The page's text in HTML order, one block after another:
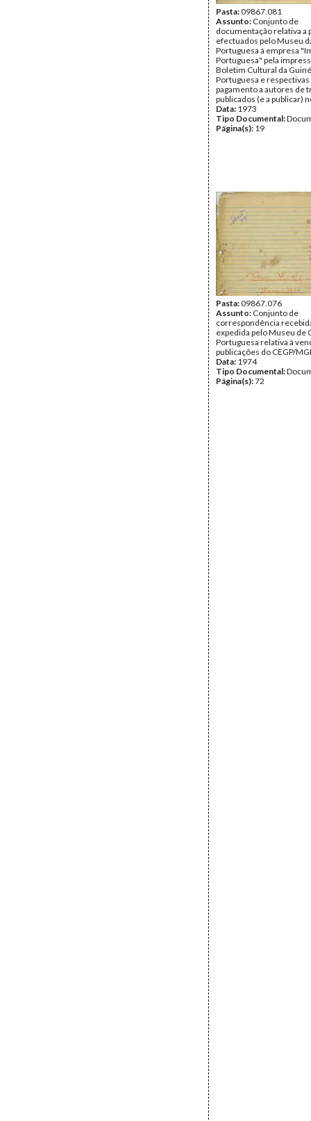
Pasta:09867.081
Assunto: Conjunto de
documentação relativa a
efectuados pelo Museu
Portuguesa à empresa
Portuguesa" pela
Boletim Cultural da Guiné
Portuguesa e respectivas
pagamento a autores de
publicados (e a publicar)
Data: 1973
Tipo Documental:
Página(s): 19
Pasta:09867.076
Assunto: Conjunto de
correspondência
expedida pelo Museu de
Portuguesa relativa à
publicações do CEGP/
Data: 1974
Tipo Documental:
Página(s):72